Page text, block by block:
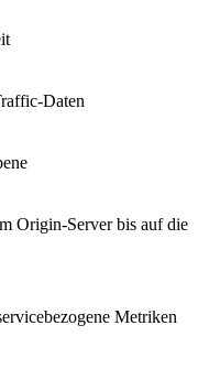
Daten
Origin-Server bis auf die
Metriken